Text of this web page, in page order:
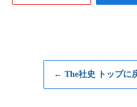
← The社史 トップに